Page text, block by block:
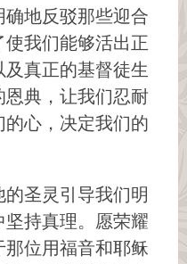
地反驳那些迎合
使我们能够活出正
真正的基督徒生
典，让我们忍耐
心，决定我们的
圣灵引导我们明
持真理。愿荣耀
位用福音和耶稣